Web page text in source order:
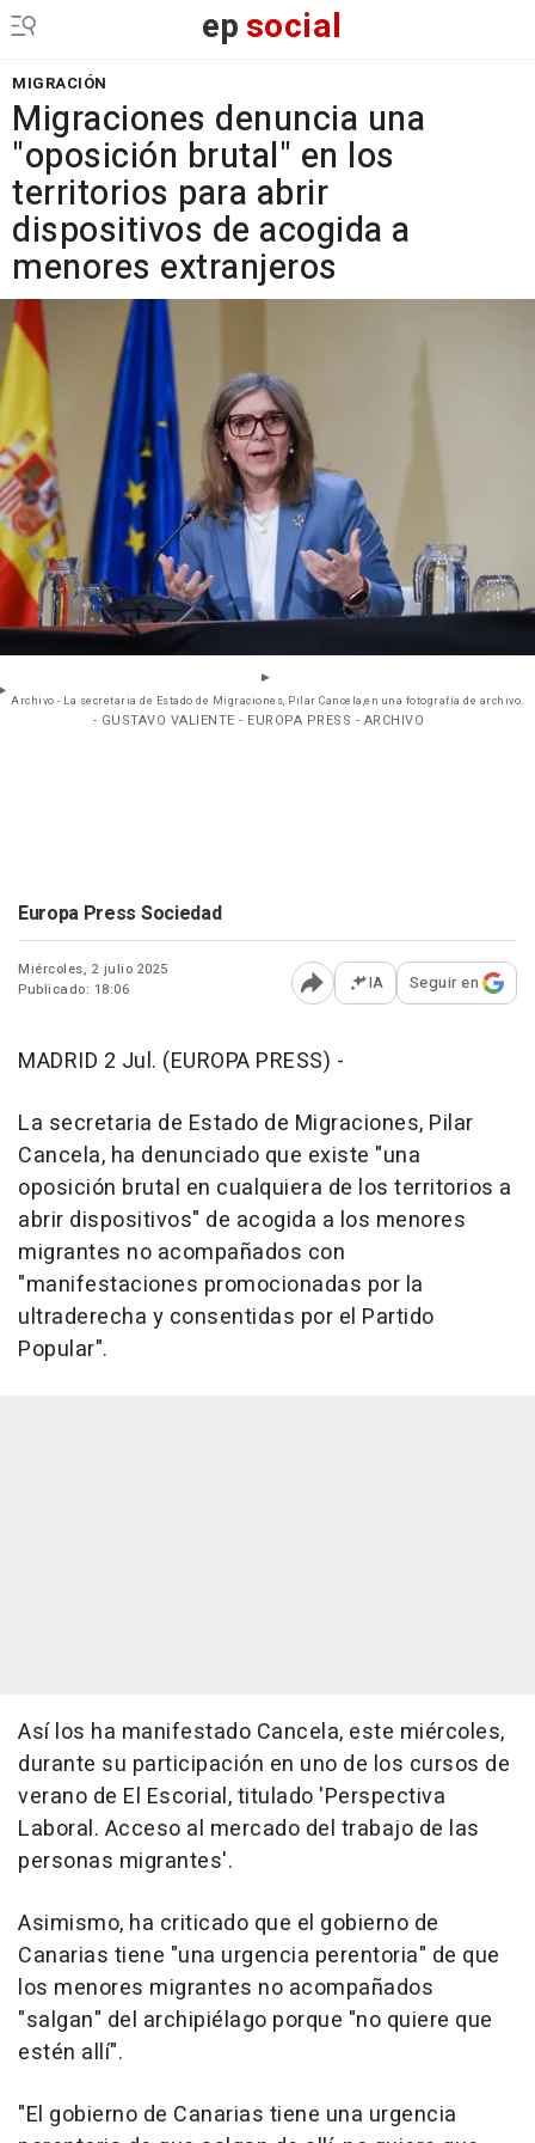
epsocial
MIGRACIÓN
Migraciones denuncia una
"oposición brutal" en los
territorios para abrir
dispositivos de acogida a
menores extranjeros
Archivo - La secretaria de Estado de Migraciones, Pilar Cancela,en una fotografía de archivo.
- GUSTAVO VALIENTE - EUROPA PRESS - ARCHIVO
Europa Press Sociedad
Miércoles, 2 julio 2025
Publicado: 18:06
Abrir opciones para
IA Seguir en
MADRID 2 Jul. (EUROPA PRESS) -
La secretaria de Estado de Migraciones, Pilar
Cancela, ha denunciado que existe "una
oposición brutal en cualquiera de los territorios a
abrir dispositivos" de acogida a los menores
migrantes no acompañados con
"manifestaciones promocionadas por la
ultraderecha y consentidas por el Partido
Popular".
Así los ha manifestado Cancela, este miércoles,
durante su participación en uno de los cursos de
verano de El Escorial, titulado 'Perspectiva
Laboral. Acceso al mercado del trabajo de las
personas migrantes'.
Asimismo, ha criticado que el gobierno de
Canarias tiene "una urgencia perentoria" de que
los menores migrantes no acompañados
"salgan" del archipiélago porque "no quiere que
estén allí".
"El gobierno de Canarias tiene una urgencia